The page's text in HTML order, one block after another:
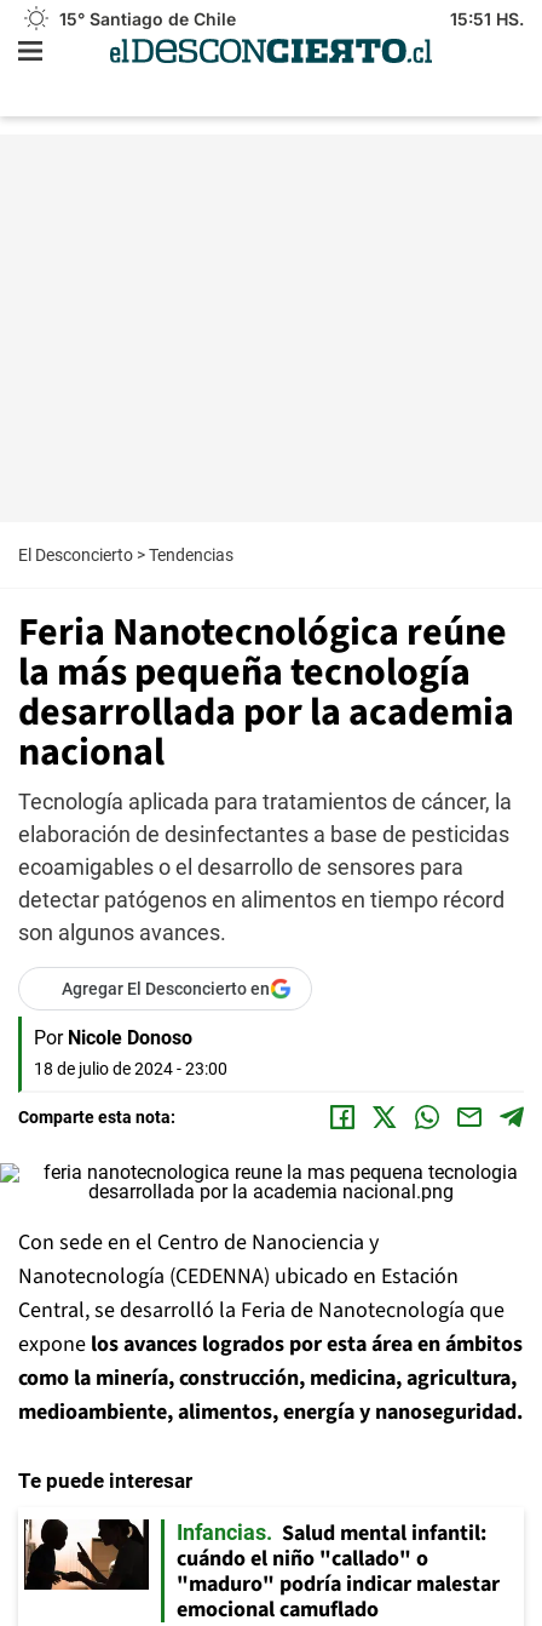
15° Santiago de Chile 15:51 HS.
El Desconcierto >Tendencias
Feria Nanotecnológica reúne
la más pequeña tecnología
desarrollada por la academia
nacional
Tecnología aplicada para tratamientos de cáncer, la
elaboración de desinfectantes a base de pesticidas
ecoamigables o el desarrollo de sensores para
detectar patógenos en alimentos en tiempo récord
son algunos avances.
Agregar El Desconcierto en
Por Nicole Donoso
18 de julio de 2024 - 23:00
Comparte esta nota:
Con sede en el Centro de Nanociencia y
Nanotecnología (CEDENNA) ubicado en Estación
Central, se desarrolló la Feria de Nanotecnología que
expone los avances logrados por esta área en ámbitos
como la minería, construcción, medicina, agricultura,
medioambiente, alimentos, energía y nanoseguridad.
Te puede interesar
Infancias
Salud mental infantil:
cuándo el niño "callado" o
"maduro" podría indicar malestar
emocional camuflado